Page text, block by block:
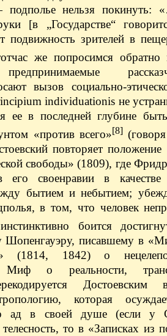
нельзя покинуть:
[в „Государстве“
подвижность зрителей в
же попросимся обратно
предпринимаемые
вызов социально-
individuationis не
ее в последней глубине
«против всего»[8]
повторяет положение
свободы» (1809), где
своенравии в качестве
бытием и небытием;
в том, что человек
боится
Шопенгауэру, писавшему в
(1814, 1842) о
Миф о реальности,
Достоевским
которая
ад в своей душе (если у
то в «Записках из